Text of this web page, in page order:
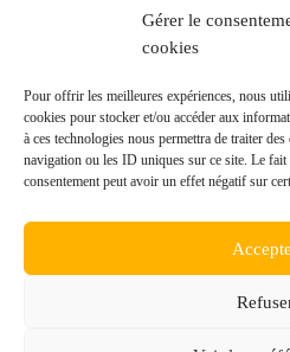
Gérer le
cookies
Pour offrir les meilleures expériences, nous
cookies pour stocker et/ou accéder aux
à ces technologies nous permettra de traiter
navigation ou les ID uniques sur ce site. Le
consentement peut avoir un effet négatif sur
Commentaires récents
Mentions légales